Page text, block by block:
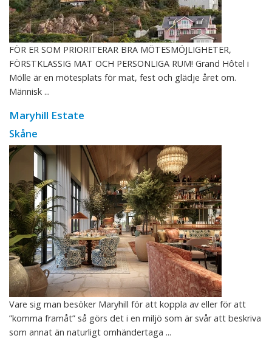
FÖR ER SOM PRIORITERAR BRA MÖTESMÖJLIGHETER,
FÖRSTKLASSIG MAT OCH PERSONLIGA RUM! Grand Hôtel i
Mölle är en mötesplats för mat, fest och glädje året om.
Människ ...
Maryhill Estate
Skåne
Vare sig man besöker Maryhill för att koppla av eller för att
”komma framåt” så görs det i en miljö som är svår att beskriva
som annat än naturligt omhändertaga ...